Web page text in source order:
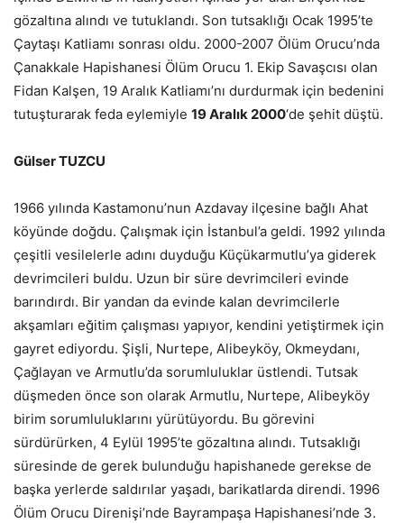
gözaltına alındı ve tutuklandı. Son tutsaklığı Ocak 1995’te
Çaytaşı Katliamı sonrası oldu. 2000-2007 Ölüm Orucu’nda
Çanakkale Hapishanesi Ölüm Orucu 1. Ekip Savaşcısı olan
Fidan Kalşen, 19 Aralık Katliamı’nı durdurmak için bedenini
tutuşturarak feda eylemiyle 19 Aralık 2000‘de şehit düştü.
Gülser TUZCU
1966 yılında Kastamonu’nun Azdavay ilçesine bağlı Ahat
köyünde doğdu. Çalışmak için İstanbul’a geldi. 1992 yılında
çeşitli vesilelerle adını duyduğu Küçükarmutlu’ya giderek
devrimcileri buldu. Uzun bir süre devrimcileri evinde
barındırdı. Bir yandan da evinde kalan devrimcilerle
akşamları eğitim çalışması yapıyor, kendini yetiştirmek için
gayret ediyordu. Şişli, Nurtepe, Alibeyköy, Okmeydanı,
Çağlayan ve Armutlu’da sorumluluklar üstlendi. Tutsak
düşmeden önce son olarak Armutlu, Nurtepe, Alibeyköy
birim sorumluluklarını yürütüyordu. Bu görevini
sürdürürken, 4 Eylül 1995’te gözaltına alındı. Tutsaklığı
süresinde de gerek bulunduğu hapishanede gerekse de
başka yerlerde saldırılar yaşadı, barikatlarda direndi. 1996
Ölüm Orucu Direnişi’nde Bayrampaşa Hapishanesi’nde 3.